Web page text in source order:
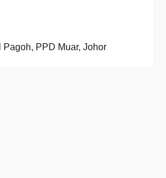
Pagoh, PPD Muar, Johor